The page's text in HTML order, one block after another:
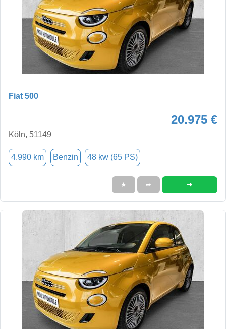
Fiat 500
20.975 €
Köln, 51149
4.990 km Benzin 48 kw (65 PS)
★ ➦ ➜